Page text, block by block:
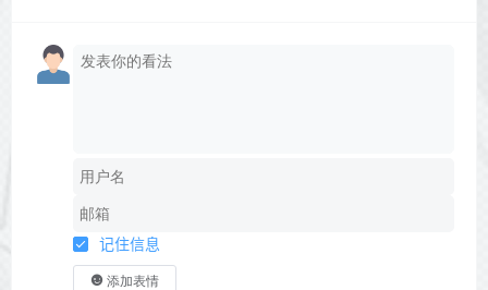
记住信息
添加表情